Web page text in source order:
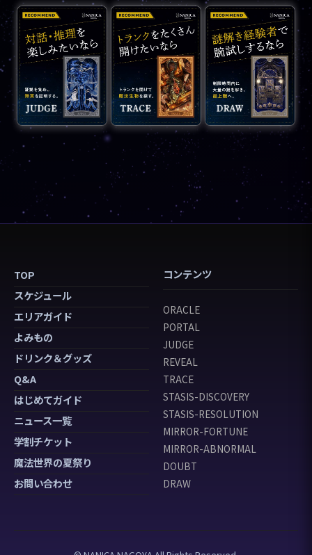
TOP
スケジュール
エリアガイド
よみもの
ドリンク＆グッズ
Q&A
はじめてガイド
ニュース一覧
学割チケット
魔法世界の夏祭り
お問い合わせ
コンテンツ
ORACLE
PORTAL
JUDGE
REVEAL
TRACE
STASIS-DISCOVERY
STASIS-RESOLUTION
MIRROR-FORTUNE
MIRROR-ABNORMAL
DOUBT
DRAW